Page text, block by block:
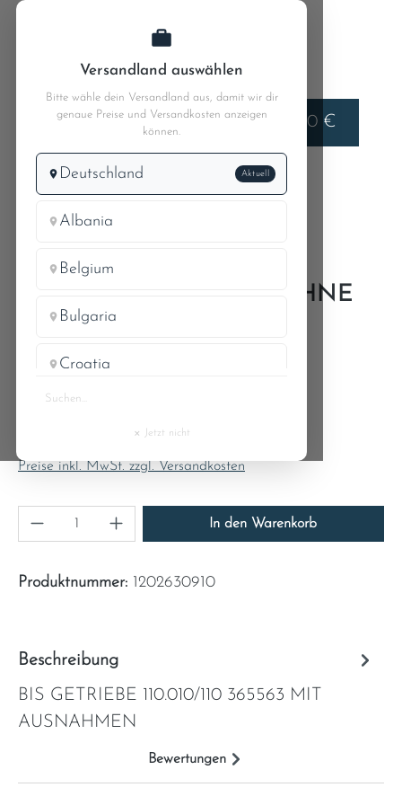
Liefern nach
Deutschland 0,00 €
MB W110
MB 190c 110.010
VORGELEGERAD 32 ZÄHNE
FÜR 4. GANG
Preise inkl. MwSt. zzgl. Versandkosten
Produkt Anzahl: Gib den gewünschten Wert
In den Warenkorb
Produktnummer: 1202630910
Beschreibung
BIS GETRIEBE 110.010/110 365563 MIT
AUSNAHMEN
Bewertungen
Versandland auswählen
Bitte wähle dein Versandland aus, damit wir dir
genaue Preise und Versandkosten anzeigen
können.
Deutschland Aktuell
Albania
Belgium
Bulgaria
Croatia
Czech Republic
Denmark
France
Greece
× Jetzt nicht